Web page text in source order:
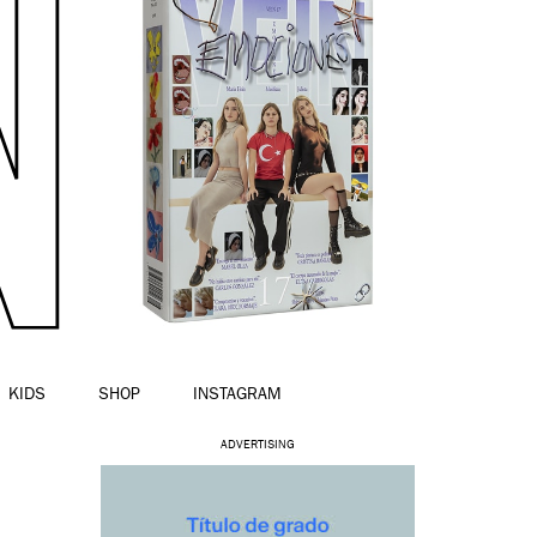
KIDS SHOP INSTAGRAM
ADVERTISING